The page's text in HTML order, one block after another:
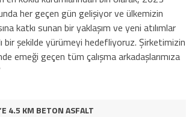
her geçen gün gelişiyor ve ülkemizin
katkı sunan bir yaklaşım ve yeni atılımlar
bir şekilde yürümeyi hedefliyoruz. Şirketimizin
emeği geçen tüm çalışma arkadaşlarımıza
4.5 KM BETON ASFALT